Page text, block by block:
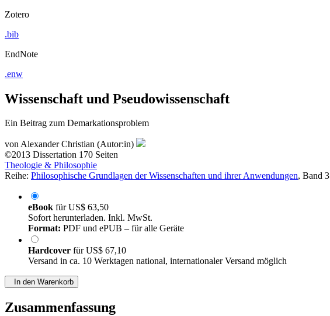
Zotero
.bib
EndNote
.enw
Wissenschaft und Pseudowissenschaft
Ein Beitrag zum Demarkationsproblem
vonAlexander Christian (Autor:in)
©2013 Dissertation 170 Seiten
Theologie & Philosophie
Reihe: Philosophische Grundlagen der Wissenschaften und ihrer Anwendungen, Band 3
eBook fürUS$ 63,50
Sofort herunterladen. Inkl. MwSt.
Format: PDF und ePUB – für alle Geräte
Hardcover fürUS$ 67,10
Versand in ca. 10 Werktagen national, internationaler Versand möglich
In den Warenkorb
Zusammenfassung